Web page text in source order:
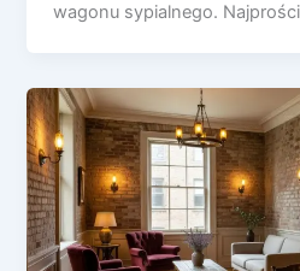
wagonu sypialnego.